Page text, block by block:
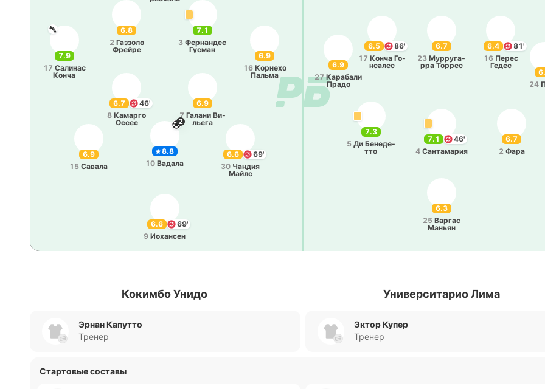
6.8
2 Га­ззо­ло
Фрейре
7.1
3 Фе­рна­ндес
Гусман
6.9
16 Ко­рне­хо
Пальма
7.9
17 Са­ли­нас
Конча
6.9
7 Галани Ви­
лье­га
6.9
15 Савала
6.7
46'
8 Ка­ма­рго
Оссес
8.8
2
10 Вадала
6.6
69'
30 Чандия
Майлс
6.6
69'
9 Йо­ха­нсен
6.3
25 Варгас
Маньян
7.1
46'
4 Са­нта­ма­рия
6.7
2 Фара
7.3
5 Ди Бе­не­де­
тто
6.4
81'
16 Перес
Гедес
24
6.5
86'
17 Конча Го­
нса­лес
6.7
23 Му­рру­га­
рра Торрес
6.9
27 Ка­ра­ба­ли
Прадо
Кокимбо Унидо Университарио Лима
Эрнан Капутто
Тренер
Эктор Купер
Тренер
Стартовые составы